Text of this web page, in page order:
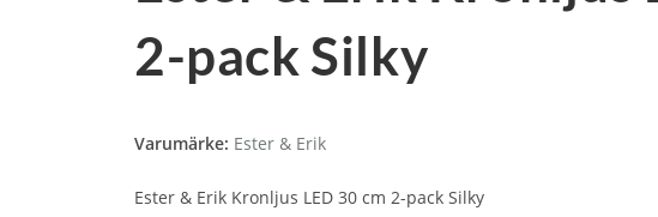
2-pack Silky
Varumärke: Ester & Erik
Ester & Erik Kronljus LED 30 cm 2-pack Silky